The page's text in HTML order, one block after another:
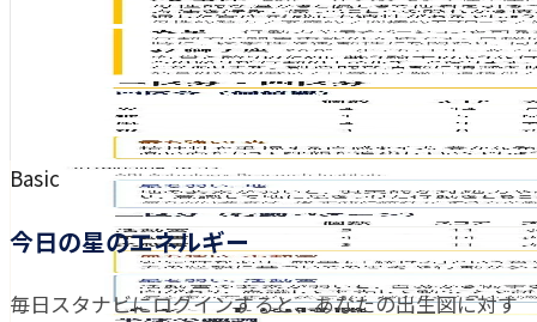
Basic
今日の星のエネルギー
毎日スタナビにログインすると、あなたの出生図に対す